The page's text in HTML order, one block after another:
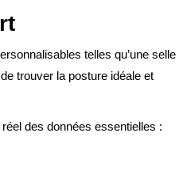
telles qu’une selle
trouver la posture idéale et
des données essentielles :